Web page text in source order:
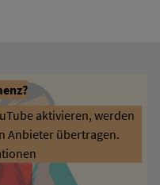
aktivieren, werden
Anbieter übertragen.